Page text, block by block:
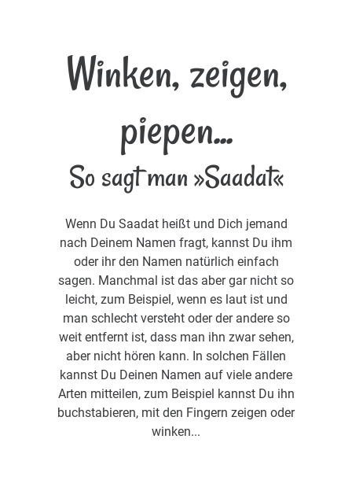
Winken, zeigen,
piepen...
So sagt man »Saadat«
Wenn Du Saadat heißt und Dich jemand
nach Deinem Namen fragt, kannst Du ihm
oder ihr den Namen natürlich einfach
sagen. Manchmal ist das aber gar nicht so
leicht, zum Beispiel, wenn es laut ist und
man schlecht versteht oder der andere so
weit entfernt ist, dass man ihn zwar sehen,
aber nicht hören kann. In solchen Fällen
kannst Du Deinen Namen auf viele andere
Arten mitteilen, zum Beispiel kannst Du ihn
buchstabieren, mit den Fingern zeigen oder
winken...